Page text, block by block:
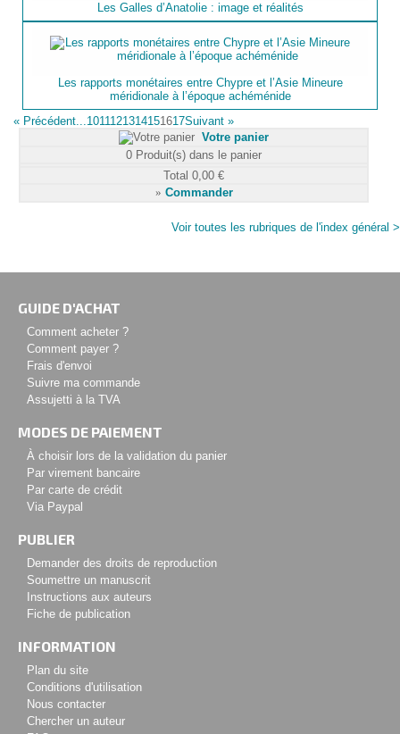
Les Galles d’Anatolie : image et réalités
Les rapports monétaires entre Chypre et l’Asie Mineure
méridionale à l’époque achéménide
« Précédent...1011121314151617Suivant »
Votre panier
0 Produit(s) dans le panier
Total 0,00 €
» Commander
Voir toutes les rubriques de l'index général >
GUIDE D'ACHAT
Comment acheter ?
Comment payer ?
Frais d'envoi
Suivre ma commande
Assujetti à la TVA
MODES DE PAIEMENT
À choisir lors de la validation du panier
Par virement bancaire
Par carte de crédit
Via Paypal
PUBLIER
Demander des droits de reproduction
Soumettre un manuscrit
Instructions aux auteurs
Fiche de publication
INFORMATION
Plan du site
Conditions d'utilisation
Nous contacter
Chercher un auteur